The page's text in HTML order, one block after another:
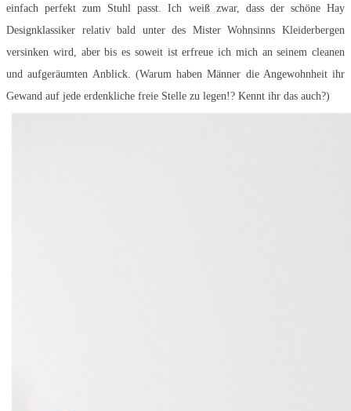
einfach perfekt zum Stuhl passt. Ich weiß zwar, dass der schöne Hay
Designklassiker relativ bald unter des Mister Wohnsinns Kleiderbergen
versinken wird, aber bis es soweit ist erfreue ich mich an seinem cleanen
und aufgeräumten Anblick. (Warum haben Männer die Angewohnheit ihr
Gewand auf jede erdenkliche freie Stelle zu legen!? Kennt ihr das auch?)